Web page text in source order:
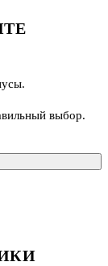
выбор.